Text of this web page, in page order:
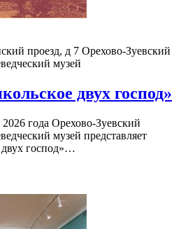
проезд, д 7 Орехово-Зуевский
музей
двух господ»
года Орехово-Зуевский
музей представляет
господ»…